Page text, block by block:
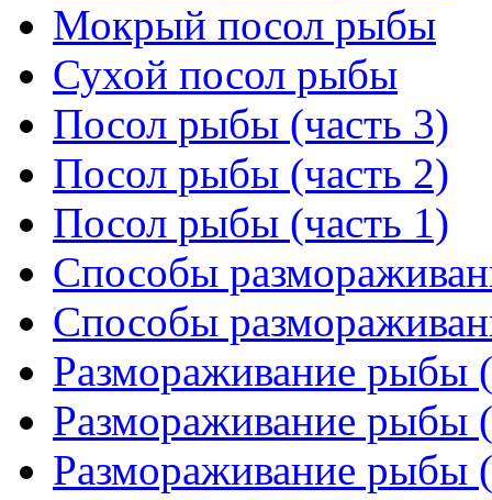
Мокрый посол рыбы
Сухой посол рыбы
Посол рыбы (часть 3)
Посол рыбы (часть 2)
Посол рыбы (часть 1)
Способы
Способы
Размораживание рыбы
Размораживание рыбы
Размораживание рыбы